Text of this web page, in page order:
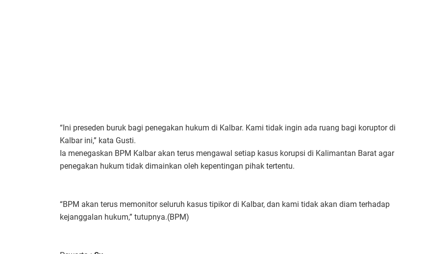
“Ini preseden buruk bagi penegakan hukum di Kalbar. Kami tidak ingin ada ruang bagi koruptor di
Kalbar ini,” kata Gusti.
Ia menegaskan BPM Kalbar akan terus mengawal setiap kasus korupsi di Kalimantan Barat agar
penegakan hukum tidak dimainkan oleh kepentingan pihak tertentu.
“BPM akan terus memonitor seluruh kasus tipikor di Kalbar, dan kami tidak akan diam terhadap
kejanggalan hukum,” tutupnya.(BPM)